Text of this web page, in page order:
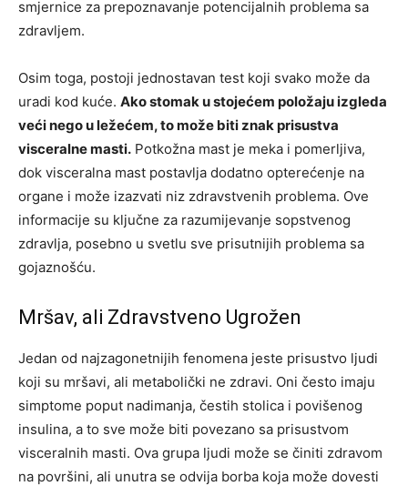
smjernice za prepoznavanje potencijalnih problema sa
zdravljem.
Osim toga, postoji jednostavan test koji svako može da
uradi kod kuće. Ako stomak u stojećem položaju izgleda
veći nego u ležećem, to može biti znak prisustva
visceralne masti. Potkožna mast je meka i pomerljiva,
dok visceralna mast postavlja dodatno opterećenje na
organe i može izazvati niz zdravstvenih problema. Ove
informacije su ključne za razumijevanje sopstvenog
zdravlja, posebno u svetlu sve prisutnijih problema sa
gojaznošću.
Mršav, ali Zdravstveno Ugrožen
Jedan od najzagonetnijih fenomena jeste prisustvo ljudi
koji su mršavi, ali metabolički ne zdravi. Oni često imaju
simptome poput nadimanja, čestih stolica i povišenog
insulina, a to sve može biti povezano sa prisustvom
visceralnih masti. Ova grupa ljudi može se činiti zdravom
na površini, ali unutra se odvija borba koja može dovesti